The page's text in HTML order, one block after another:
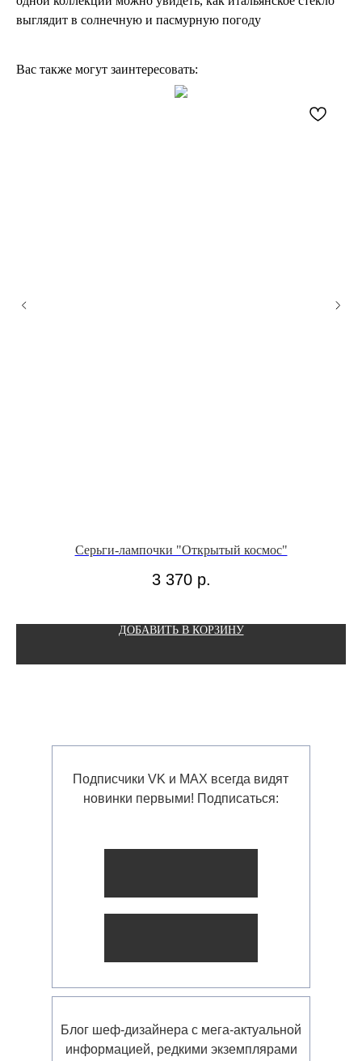
выглядит в солнечную и пасмурную погоду
Вас также могут заинтересовать:
Серьги-лампочки "Открытый космос"
3 370 р.
ДОБАВИТЬ В КОРЗИНУ
Блог шеф-дизайнера с мега-актуальной
информацией, редкими экземплярами
Подписчики VK и MAX всегда видят
новинки первыми! Подписаться: